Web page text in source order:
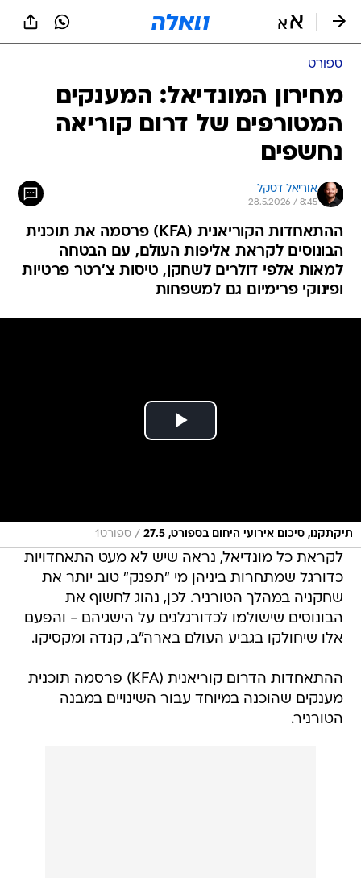
ספורט
מחירון המונדיאל: המענקים
המטורפים של דרום קוריאה
נחשפים
אוריאל דסקל
28.5.2026 / 8:45
ההתאחדות הקוריאנית (KFA) פרסמה את תוכנית
הבונוסים לקראת אליפות העולם, עם הבטחה
למאות אלפי דולרים לשחקן, טיסות צ'רטר פרטיות
ופינוקי פרימיום גם למשפחות
תיקתקנו, סיכום אירועי היחום בספורט, 27.5 / ספורט1
לקראת כל מונדיאל, נראה שיש לא מעט התאחדויות
כדורגל שמתחרות ביניהן מי "תפנק" טוב יותר את
שחקניה במהלך הטורניר. לכן, נהוג לחשוף את
הבונוסים שישולמו לכדורגלנים על הישגיהם - והפעם
אלו שיחולקו בגביע העולם בארה"ב, קנדה ומקסיקו.
ההתאחדות הדרום קוריאנית (KFA) פרסמה תוכנית
מענקים שהוכנה במיוחד עבור השינויים במבנה
הטורניר.